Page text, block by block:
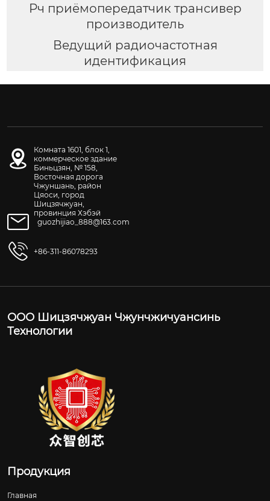
Рч приёмопередатчик трансивер
производитель
Ведущий радиочастотная
идентификация
Комната 1601, блок 1,
коммерческое здание
Биньцзян, № 158,
Восточная дорога
Чжуншань, район
Цяоси, город
Шицзячжуан,
провинция Хэбэй
guozhijiao_888@163.com
+86-311-86078293
ООО Шицзячжуан Чжунчжичуансинь
Технологии
Продукция
Главная